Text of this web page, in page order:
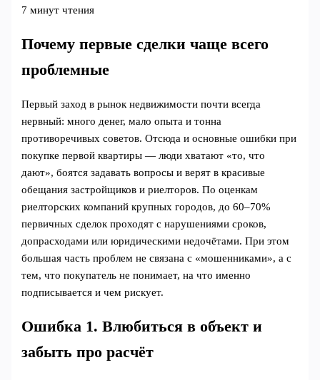
7 минут чтения
Почему первые сделки чаще всего
проблемные
Первый заход в рынок недвижимости почти всегда
нервный: много денег, мало опыта и тонна
противоречивых советов. Отсюда и основные ошибки при
покупке первой квартиры — люди хватают «то, что
дают», боятся задавать вопросы и верят в красивые
обещания застройщиков и риелторов. По оценкам
риелторских компаний крупных городов, до 60–70%
первичных сделок проходят с нарушениями сроков,
допрасходами или юридическими недочётами. При этом
большая часть проблем не связана с «мошенниками», а с
тем, что покупатель не понимает, на что именно
подписывается и чем рискует.
Ошибка 1. Влюбиться в объект и
забыть про расчёт